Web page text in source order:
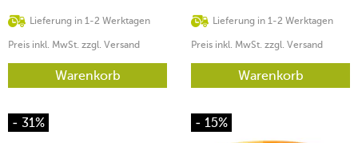
Lieferung in 1-2 Werktagen
Preis inkl. MwSt. zzgl. Versand
Warenkorb
Lieferung in 1-2 Werktagen
Preis inkl. MwSt. zzgl. Versand
Warenkorb
- 31% - 15%